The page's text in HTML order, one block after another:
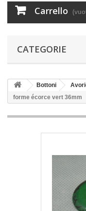
Carrello
CATEGORIE
Bottoni
forme écorce vert 36mm